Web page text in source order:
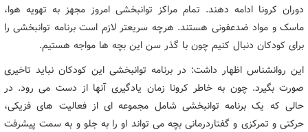
دوران کرونا ادامه دهند. تمام مراکز توانبخشی امروز مجهز به تهویه هوا،
ماسک و مواد ضدعفونی هستند. هرچه سریعتر لازم است برنامه توانبخشی را
برای کودکان دنبال کنیم چون با گذر سن این بچه ها مواجه هستیم.
این روانشناس اظهار داشت: در برنامه توانبخشی این کودکان نباید تاخیری
صورت بگیرد. چون به خاطر کرونا زمان یادگیری آنها از دست می رود. در
حالی که یک برنامه توانبخشی شامل مجموعه ای از فعالیت های فزیکی،
حرکتی و تمرکزی و گفتاردرمانی بچه می تواند او را به جلو و به سمت پیشرفت